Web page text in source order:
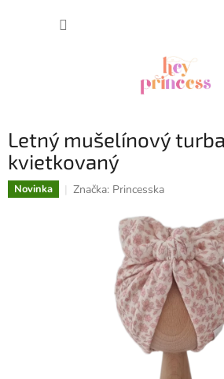
Letný mušelínový
kvietkovaný
Novinka Značka: Princesska